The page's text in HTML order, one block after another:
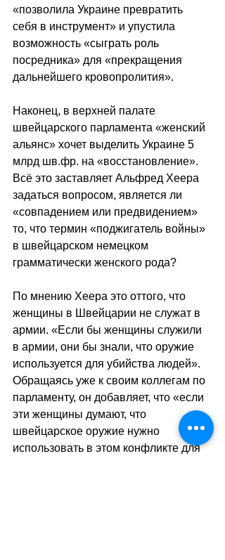
«позволила Украине превратить
себя в инструмент» и упустила
возможность «сыграть роль
посредника» для «прекращения
дальнейшего кровопролития».
Наконец, в верхней палате
швейцарского парламента «женский
альянс» хочет выделить Украине 5
млрд шв.фр. на «восстановление».
Всё это заставляет Альфред Хеера
задаться вопросом, является ли
«совпадением или предвидением»
то, что термин «поджигатель войны»
в швейцарском немецком
грамматически женского рода?
По мнению Хеера это оттого, что
женщины в Швейцарии не служат в
армии. «Если бы женщины служили
в армии, они бы знали, что оружие
используется для убийства людей».
Обращаясь уже к своим коллегам по
парламенту, он добавляет, что «если
эти женщины думают, что
швейцарское оружие нужно
использовать в этом конфликте для